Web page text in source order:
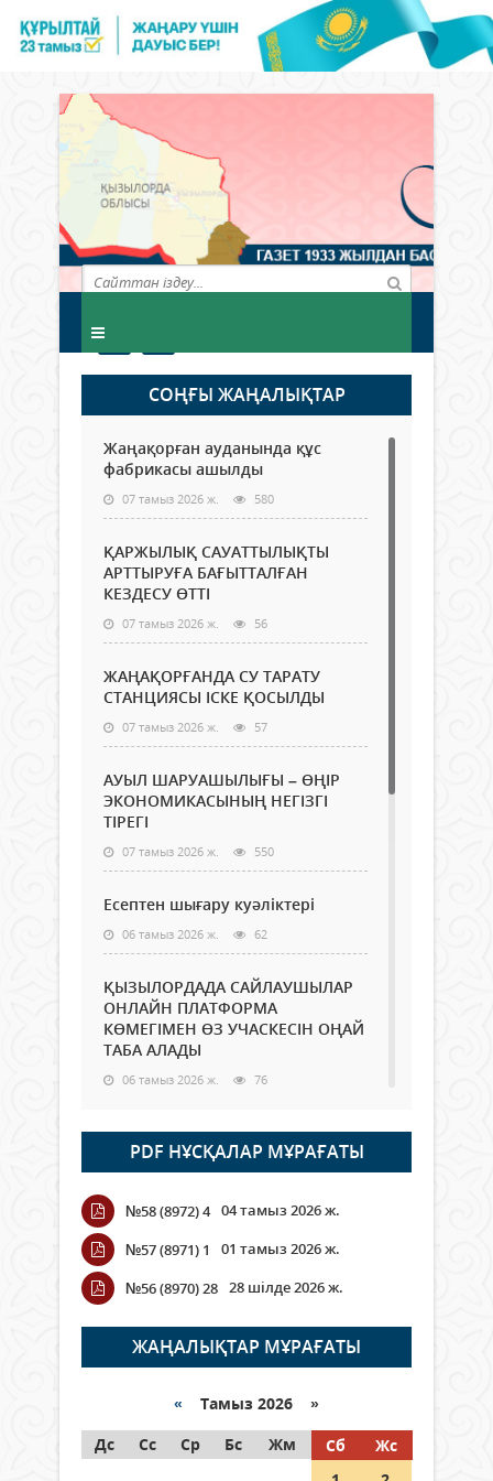
СОҢҒЫ ЖАҢАЛЫҚТАР
Жаңақорған ауданында құс
фабрикасы ашылды
07 тамыз 2026 ж. 580
ҚАРЖЫЛЫҚ САУАТТЫЛЫҚТЫ
АРТТЫРУҒА БАҒЫТТАЛҒАН
КЕЗДЕСУ ӨТТІ
07 тамыз 2026 ж. 56
ЖАҢАҚОРҒАНДА СУ ТАРАТУ
СТАНЦИЯСЫ ІСКЕ ҚОСЫЛДЫ
07 тамыз 2026 ж. 57
АУЫЛ ШАРУАШЫЛЫҒЫ – ӨҢІР
ЭКОНОМИКАСЫНЫҢ НЕГІЗГІ
ТІРЕГІ
07 тамыз 2026 ж. 550
Есептен шығару куәліктері
06 тамыз 2026 ж. 62
ҚЫЗЫЛОРДАДА САЙЛАУШЫЛАР
ОНЛАЙН ПЛАТФОРМА
КӨМЕГІМЕН ӨЗ УЧАСКЕСІН ОҢАЙ
ТАБА АЛАДЫ
06 тамыз 2026 ж. 76
Open Air: Қызылорда облысы
полиция департаменті 20
мыңнан астам көрерменнің
қауіпсіздігін қамтамасыз етті
06 тамыз 2026 ж.
Wi-Fi ҚАБЫРҒА АРҚЫЛЫ ҚАЛАЙ
ӨТЕДІ?
06 тамыз 2026 ж. 254
граждане Казахстана,
05 тамыз 2026 ж. 133
PDF НҰСҚАЛАР МҰРАҒАТЫ
№58 (8972) 4 04 тамыз 2026 ж.
№57 (8971) 1
01 тамыз 2026 ж.
№56 (8970) 28 28 шілде 2026 ж.
ЖАҢАЛЫҚТАР МҰРАҒАТЫ
« Тамыз 2026 »
Дс
Сс Ср Бс Жм Сб
Жс